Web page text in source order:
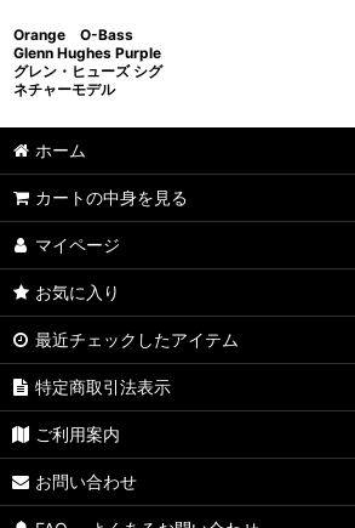
Orange O-Bass
Glenn Hughes Purple
グレン・ヒューズ シグ
ネチャーモデル
ホーム
カートの中身を見る
マイページ
お気に入り
最近チェックしたアイテム
特定商取引法表示
ご利用案内
お問い合わせ